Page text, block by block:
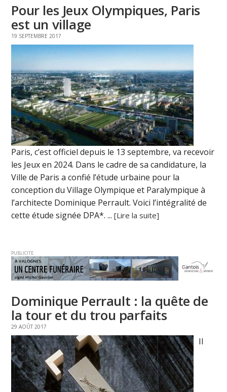
Pour les Jeux Olympiques, Paris
est un village
19 SEPTEMBRE 2017
Paris, c’est officiel depuis le 13 septembre, va recevoir
les Jeux en 2024. Dans le cadre de sa candidature, la
Ville de Paris a confié l’étude urbaine pour la
conception du Village Olympique et Paralympique à
l’architecte Dominique Perrault. Voici l’intégralité de
cette étude signée DPA*. ...[Lire la suite]
PUBLICITE
Dominique Perrault : la quête de
la tour et du trou parfaits
29 AOÛT 2017
Il